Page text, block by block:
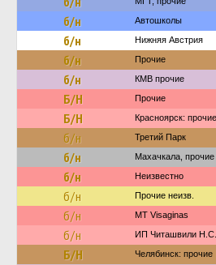
б/н Автошколы
б/н Нижняя Австрия
б/н Прочие
б/н КМВ прочие
Б/Н Прочие
Б/Н Красноярск: прочие
б/н Третий Парк
б/н Махачкала, прочие
б/н Неизвестно
б/н Прочие неизв.
б/н MT Visaginas
б/н ИП Читашвили Н.С.
Б/Н Челябинск: прочие